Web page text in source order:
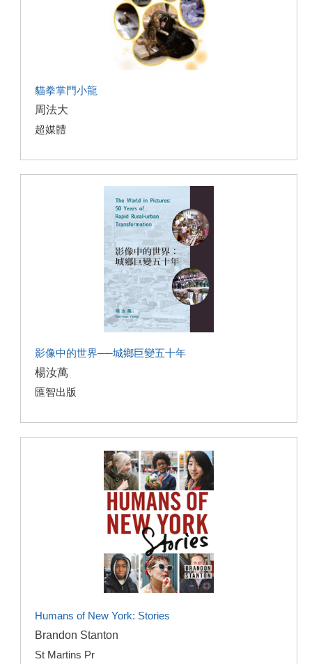
貓拳掌門小龍
周法大
超媒體
影像中的世界──城鄉巨變五十年
楊汝萬
匯智出版
Humans of New York: Stories
Brandon Stanton
St Martins Pr